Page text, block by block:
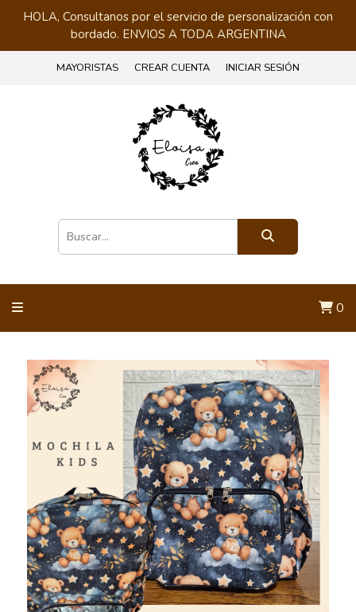
HOLA, Consultanos por el servicio de personalización con
bordado. ENVIOS A TODA ARGENTINA
MAYORISTAS CREAR CUENTA INICIAR SESIÓN
0